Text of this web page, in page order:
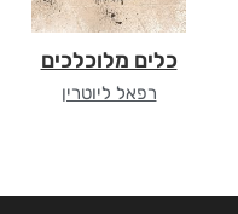
כלים מלוכלכים
רפאל ליוטרין